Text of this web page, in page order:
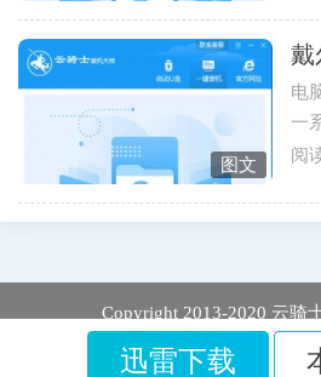
图文
戴
电
一
于
阅
Copyright 2013-2020 云骑
迅雷下载